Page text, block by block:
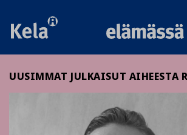
UUSIMMAT JULKAISUT AIHEESTA